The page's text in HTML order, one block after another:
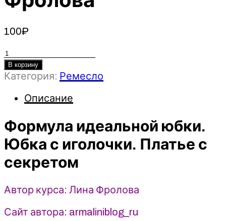
100₽
Количество
товара
Формула
юбки.
с
иголочки.
Платье
с
секретом
-
Лина
Фролова
В корзину
Категория: Ремесло
Описание
Формула идеальной юбки.
Юбка с иголочки. Платье с
секретом
Автор курса: Лина Фролова
Сайт автора: armaliniblog_ru